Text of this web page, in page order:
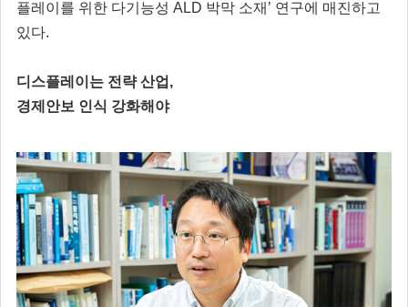
플레이를 위한 다기능성 ALD 박막 소재’ 연구에 매진하고
있다.
디스플레이는 전략 산업,
경제안보 인식 강화해야